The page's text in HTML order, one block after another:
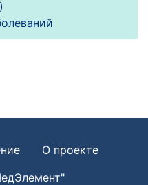
О проекте